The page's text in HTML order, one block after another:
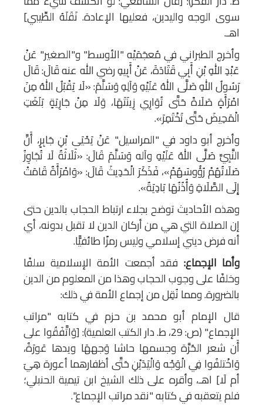
سوى الوجه واليدين، فعليها الإعادة. نَقَلَهُ الطِّيبي]
اهـ.
وأخرج الطبراني في مُعجَمَيْه "الأوسط" و"الصغير" عَنْ
عَبْدِ اللهِ بْنِ أَبِي قَتَادَةَ، عَنْ أَبِيهِ رضي الله عنه قَالَ: قَالَ
رَسُولُ اللهِ صَلَّى اللهُ عَلَيْهِ وَآلِهِ وَسَلَّمَ: «لَا يَقْبَلُ اللهُ مِنَ
امْرَأَةٍ صَلَاةً حَتَّى تُوَارِي زِينَتَهَا، وَلَا مِنْ جَارِيَةٍ بَلَغَتِ
الْمَحِيضَ حَتَّى تَخْتَمِرَ».
وأخرج أبو داود في "المراسيل" عَنْ يَحْيَى بْنِ جَابِرٍ، أَنَّ
النَّبِيَّ صَلَّى اللهُ عَلَيْهِ وآله وَسَلَّمَ قَالَ: «ثَلَاثَةٌ لَا تُجَاوِزُ
صَلَاتُهُمْ رُؤُوسَهُمْ»، فَذَكَرَ الْحَدِيثَ قَالَ: «وَامْرَأَةٌ قَامَتْ
إِلَى الصَّلَاةِ وَأُذُنُهَا بَادِيَةٌ».
وهذه الأحاديث توضح بجلاء ارتباط الحجاب بالدين حتى
إن الصلاة التي هي من أركان الدين لا تقبل بدونه، أي
أنه فرض ديني إسلامي وليس رمزًا طائفيًّا.
وأما الإجماع: فقد أجمعت الأمة الإسلامية سلفًا
وخلفًا على وجوب الحجاب وهذا من المعلوم من الدين
بالضرورة. ومما نُقِل من إجماع الأمة في ذلك:
قال الإمام أبو محمد بن حزم في كتابه "مراتب
الإجماع" (ص: 29، ط. دار الكتب العلمية): [وَاتَّفَقُوا على
أَن شعر الحُرَّة وجسمها حاشا وَجههَا ويدها عَورَةٌ،
وَاخْتلفُوا فِي الْوَجْه وَالْيَدَيْنِ حَتَّى أظفارهما أعورة هِيَ
أم لَا] اهـ، وأقره على ذلك الشيخ ابن تيمية الحنبلي؛
فلم يتعقبه في كتابه "نقد مراتب الإجماع".